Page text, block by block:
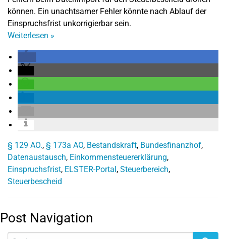
können. Ein unachtsamer Fehler könnte nach Ablauf der
Einspruchsfrist unkorrigierbar sein.
Weiterlesen »
§ 129 AO., § 173a AO, Bestandskraft, Bundesfinanzhof,
Datenaustausch, Einkommensteuererklärung,
Einspruchsfrist, ELSTER-Portal, Steuerbereich,
Steuerbescheid
Post Navigation